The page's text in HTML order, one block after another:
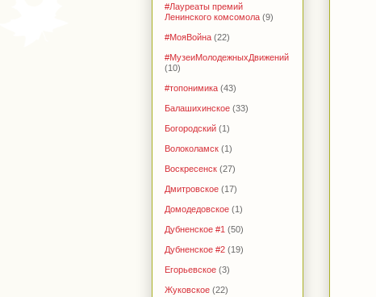
#Лауреаты премий
Ленинского комсомола (9)
#МояВойна (22)
#МузеиМолодежныхДвижений
(10)
#топонимика (43)
Балашихинское (33)
Богородский (1)
Волоколамск (1)
Воскресенск (27)
Дмитровское (17)
Домодедовское (1)
Дубненское #1 (50)
Дубненское #2 (19)
Егорьевское (3)
Жуковское (22)